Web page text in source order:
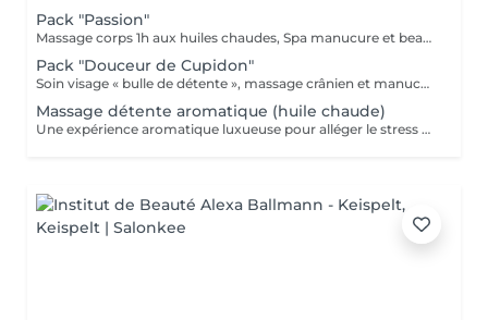
Pack "Passion"
Massage corps 1h aux huiles chaudes, Spa manucure et beauté des pieds + bain de paraffine
Pack "Douceur de Cupidon"
Soin visage « bulle de détente », massage crânien et manucure
Massage détente aromatique (huile chaude)
Une expérience aromatique luxueuse pour alléger le stress et la tension. Ce massage relaxera votre corps et votre esprit en profondeur. Il vous procurera un sentiment agréable de bien-être, de décontraction des muscles, une meilleure circulation sanguine, de l'hydratation et de la tonicité.